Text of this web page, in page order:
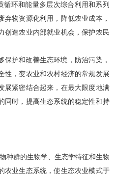
循环和能量多层次综合利用和系列
物资源化利用，降低农业成本，
创造农业内部就业机会，保护农民
护和改善生态环境，防治污染，
性，变农业和农村经济的常规发展
展紧密结合起来，在最大限度地满
同时，提高生态系统的稳定性和持
种群的生物学、生态学特征和生物
农业生态系统，使生态农业模式于